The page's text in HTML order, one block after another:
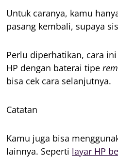
Untuk caranya, kamu
pasang kembali, supaya
Perlu diperhatikan, cara
HP dengan baterai tipe
bisa cek cara selanjutnya.
Catatan
Kamu juga bisa
lainnya. Seperti layar HP